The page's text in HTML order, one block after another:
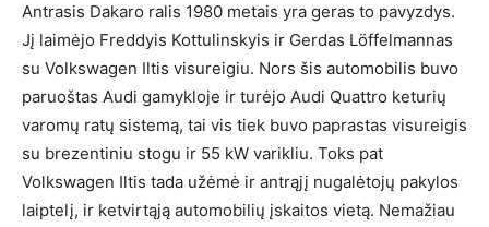
Antrasis Dakaro ralis 1980 metais yra geras to pavyzdys.
Jį laimėjo Freddyis Kottulinskyis ir Gerdas Löffelmannas
su Volkswagen Iltis visureigiu. Nors šis automobilis buvo
paruoštas Audi gamykloje ir turėjo Audi Quattro keturių
varomų ratų sistemą, tai vis tiek buvo paprastas visureigis
su brezentiniu stogu ir 55 kW varikliu. Toks pat
Volkswagen Iltis tada užėmė ir antrąjį nugalėtojų pakylos
laiptelį, ir ketvirtąją automobilių įskaitos vietą. Nemažiau